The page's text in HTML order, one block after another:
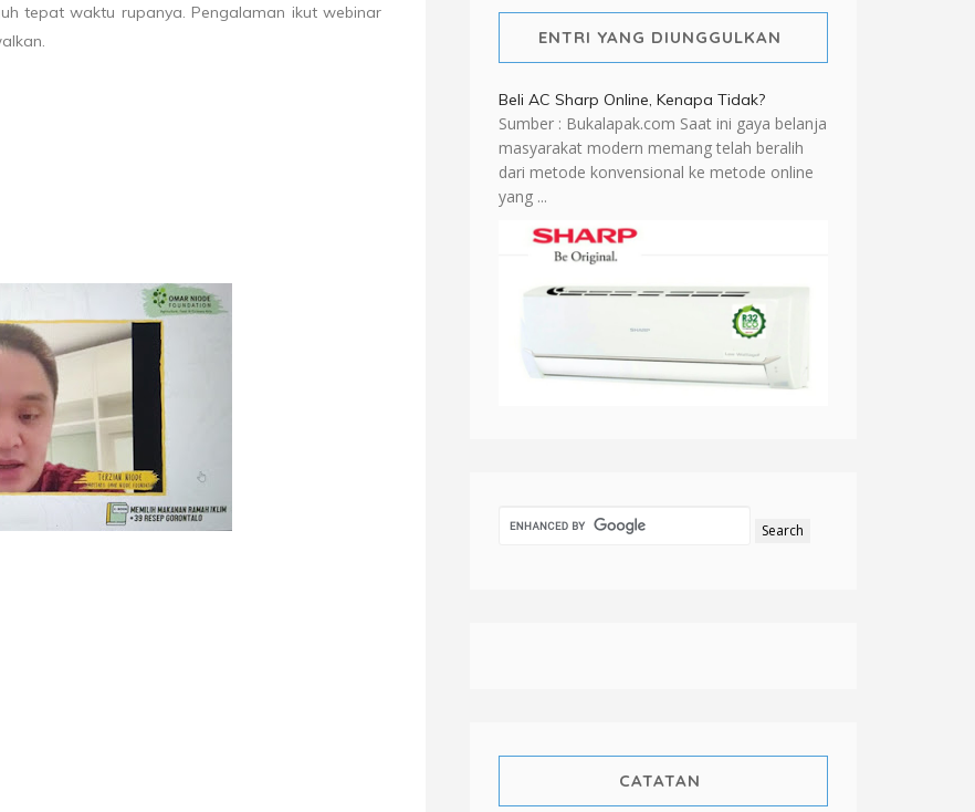
tepat waktu rupanya. Pengalaman ikut webinar
ENTRI YANG DIUNGGULKAN
Beli AC Sharp Online, Kenapa Tidak?
Sumber : Bukalapak.com Saat ini gaya belanja
masyarakat modern memang telah beralih
dari metode konvensional ke metode online
yang ...
CATATAN